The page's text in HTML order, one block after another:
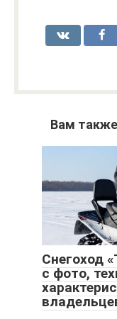
Вам
Снегоход
с фото,